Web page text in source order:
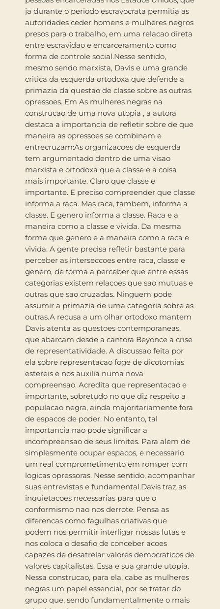
ja durante o periodo escravocrata permitia as
autoridades ceder homens e mulheres negros
presos para o trabalho, em uma relacao direta
entre escravidao e encarceramento como
forma de controle social.Nesse sentido,
mesmo sendo marxista, Davis e uma grande
critica da esquerda ortodoxa que defende a
primazia da questao de classe sobre as outras
opressoes. Em As mulheres negras na
construcao de uma nova utopia , a autora
destaca a importancia de refletir sobre de que
maneira as opressoes se combinam e
entrecruzam:As organizacoes de esquerda
tem argumentado dentro de uma visao
marxista e ortodoxa que a classe e a coisa
mais importante. Claro que classe e
importante. E preciso compreender que classe
informa a raca. Mas raca, tambem, informa a
classe. E genero informa a classe. Raca e a
maneira como a classe e vivida. Da mesma
forma que genero e a maneira como a raca e
vivida. A gente precisa refletir bastante para
perceber as interseccoes entre raca, classe e
genero, de forma a perceber que entre essas
categorias existem relacoes que sao mutuas e
outras que sao cruzadas. Ninguem pode
assumir a primazia de uma categoria sobre as
outras.A recusa a um olhar ortodoxo mantem
Davis atenta as questoes contemporaneas,
que abarcam desde a cantora Beyonce a crise
de representatividade. A discussao feita por
ela sobre representacao foge de dicotomias
estereis e nos auxilia numa nova
compreensao. Acredita que representacao e
importante, sobretudo no que diz respeito a
populacao negra, ainda majoritariamente fora
de espacos de poder. No entanto, tal
importancia nao pode significar a
incompreensao de seus limites. Para alem de
simplesmente ocupar espacos, e necessario
um real comprometimento em romper com
logicas opressoras. Nesse sentido, acompanhar
suas entrevistas e fundamental.Davis traz as
inquietacoes necessarias para que o
conformismo nao nos derrote. Pensa as
diferencas como fagulhas criativas que
podem nos permitir interligar nossas lutas e
nos coloca o desafio de conceber acoes
capazes de desatrelar valores democraticos de
valores capitalistas. Essa e sua grande utopia.
Nessa construcao, para ela, cabe as mulheres
negras um papel essencial, por se tratar do
grupo que, sendo fundamentalmente o mais